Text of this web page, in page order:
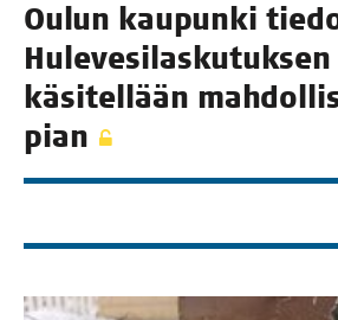
Oulun kau­pun­ki
käsi­tel­lään
pian